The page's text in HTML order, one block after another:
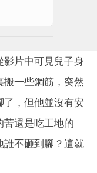
片中可見兒子身
搬一些鋼筋，突然
了，但他並沒有安
苦還是吃工地的
誰不砸到腳？這就